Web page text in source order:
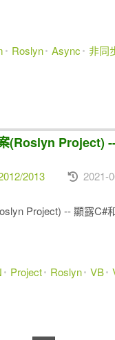
Roslyn Async 非同
(Roslyn Project)
2013 2021-
Project) -- 顯露C#
Project Roslyn VB